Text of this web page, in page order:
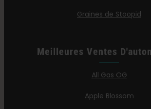
Graines de Stoopid
Meilleures Ventes
All Gas OG
Apple Blossom